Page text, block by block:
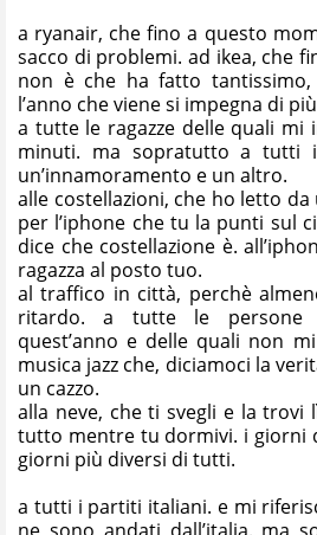
a ryanair, che fino a questo
sacco di problemi. ad ikea, che
non è che ha fatto
l’anno che viene si impegna di
a tutte le ragazze delle quali mi
minuti. ma sopratutto a tutti
un’innamoramento e un altro.
alle costellazioni, che ho letto
per l’iphone che tu la punti sul
dice che costellazione è.
ragazza al posto tuo.
al traffico in città, perchè
ritardo. a tutte le persone
quest’anno e delle quali non
musica jazz che, diciamoci la
un cazzo.
alla neve, che ti svegli e la trovi
tutto mentre tu dormivi. i giorni
giorni più diversi di tutti.
a tutti i partiti italiani. e mi
ne sono andati dall’italia. ma